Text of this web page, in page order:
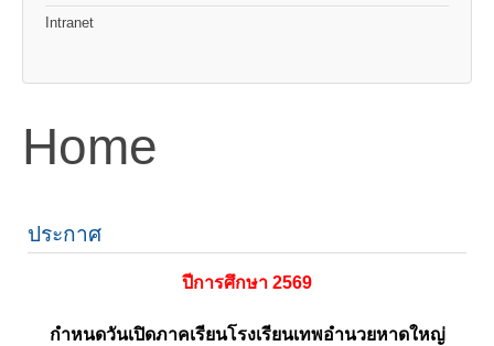
Intranet
Home
ประกาศ
ปีการศึกษา 2569
กำหนดวันเปิดภาคเรียนโรงเรียนเทพอำนวยหาดใหญ่